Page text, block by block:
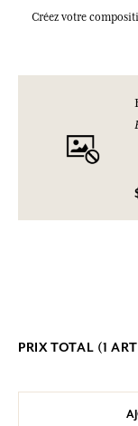
Créez votre
PRIX TOTAL (1